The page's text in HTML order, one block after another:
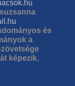
és
a
képezik.